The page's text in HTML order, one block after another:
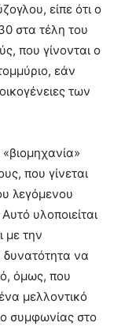
είπε ότι ο
στα τέλη του
που γίνονται ο
εάν
των
που γίνεται
λεγόμενου
υλοποιείται
με την
δυνατότητα να
όμως, που
μελλοντικό
συμφωνίας στο